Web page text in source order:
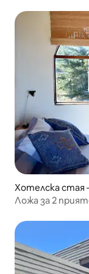
Хотелска стая
Ложа за 2